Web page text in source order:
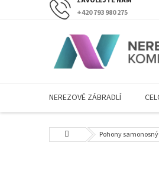
+420 793 980 275
NEREZOVÉ ZÁBRADLÍ
Domů Pohony